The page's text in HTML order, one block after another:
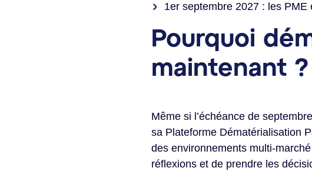
1er septembre 2027 : les PME
Pourquoi
maintenant ?
Même si l’échéance de
sa Plateforme Dématérialisation
des environnements multi-
réflexions et de prendre les